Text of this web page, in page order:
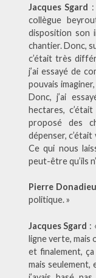
Jacques Sgard
collègue
disposition son
chantier. Donc,
c’était très
j’ai essayé de
pouvais
Donc, j’ai
hectares,
proposé des
dépenser,
Ce qui nous
peut-être qu’ils
Pierre Donadieu
politique. »
Jacques Sgard :
ligne verte, mais
et finalement,
mais seulement,